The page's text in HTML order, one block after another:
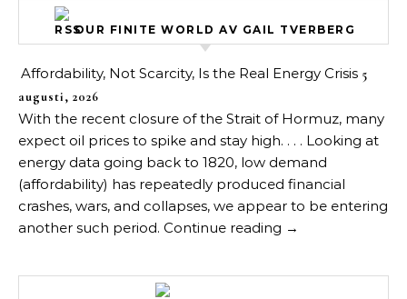
OUR FINITE WORLD AV GAIL TVERBERG
Affordability, Not Scarcity, Is the Real Energy Crisis 5
augusti, 2026
With the recent closure of the Strait of Hormuz, many
expect oil prices to spike and stay high. . . . Looking at
energy data going back to 1820, low demand
(affordability) has repeatedly produced financial
crashes, wars, and collapses, we appear to be entering
another such period. Continue reading →